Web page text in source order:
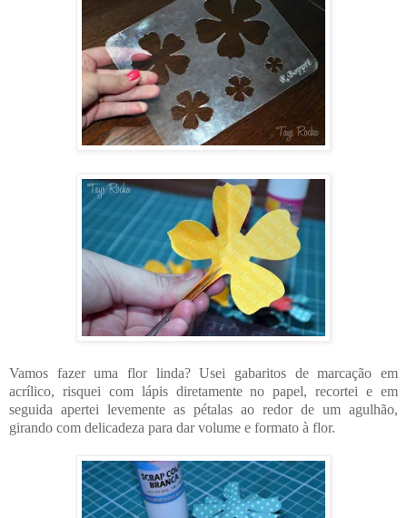
Vamos fazer uma flor linda? Usei gabaritos de marcação em
acrílico, risquei com lápis diretamente no papel, recortei e em
seguida apertei levemente as pétalas ao redor de um agulhão,
girando com delicadeza para dar volume e formato à flor.